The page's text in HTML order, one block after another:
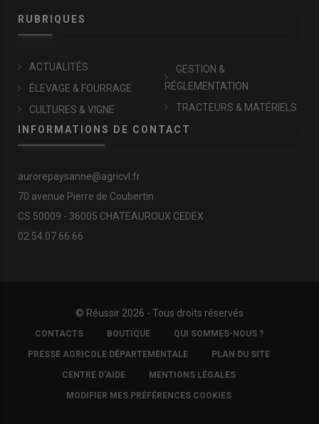
RUBRIQUES
ACTUALITÉS
ÉLEVAGE & FOURRAGE
CULTURES & VIGNE
GESTION &
RÉGLEMENTATION
TRACTEURS & MATÉRIELS
INFORMATIONS DE CONTACT
aurorepaysanne@agricvl.fr
70 avenue Pierre de Coubertin
CS 50009 - 36005 CHATEAUROUX CEDEX
02.54.07.66.66
© Réussir 2026 - Tous droits réservés
FOOTER
COPYRIGHT
CONTACTS BOUTIQUE QUI SOMMES-NOUS ?
PRESSE AGRICOLE DÉPARTEMENTALE PLAN DU SITE
CENTRE D'AIDE MENTIONS LÉGALES
MODIFIER MES PRÉFÉRENCES COOKIES